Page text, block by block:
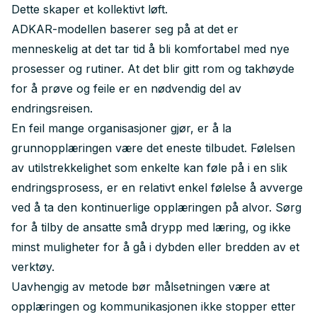
Dette skaper et kollektivt løft.
ADKAR-modellen baserer seg på at det er
menneskelig at det tar tid å bli komfortabel med nye
prosesser og rutiner. At det blir gitt rom og takhøyde
for å prøve og feile er en nødvendig del av
endringsreisen.
En feil mange organisasjoner gjør, er å la
grunnopplæringen være det eneste tilbudet. Følelsen
av utilstrekkelighet som enkelte kan føle på i en slik
endringsprosess, er en relativt enkel følelse å avverge
ved å ta den kontinuerlige opplæringen på alvor. Sørg
for å tilby de ansatte små drypp med læring, og ikke
minst muligheter for å gå i dybden eller bredden av et
verktøy.
Uavhengig av metode bør målsetningen være at
opplæringen og kommunikasjonen ikke stopper etter